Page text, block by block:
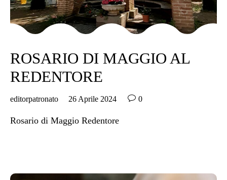
ROSARIO DI MAGGIO AL
REDENTORE
editorpatronato 26 Aprile 2024  0
Rosario di Maggio Redentore